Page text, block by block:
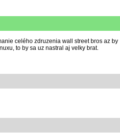
celého zdruzenia wall street bros az by
to by sa uz nastral aj velky brat.